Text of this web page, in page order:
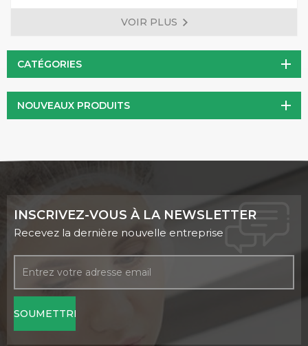
et puissant qui joue un rôle crucial dans la production
d'énergie cellulaire. Puissant antioxydant, la PQQ peut
production d'énergie cellulaire et une amélioration du
métabolisme énergétique global.
VOIR PLUS
CATÉGORIES
NOUVEAUX PRODUITS
INSCRIVEZ-VOUS À LA NEWSLETTER
Recevez la dernière nouvelle entreprise